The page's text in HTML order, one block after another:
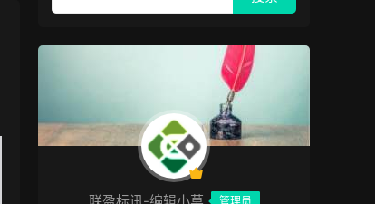
管理员